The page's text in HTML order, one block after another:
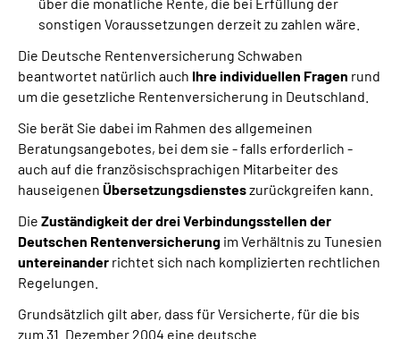
sonstigen Voraussetzungen derzeit zu zahlen wäre.
Die Deutsche Rentenversicherung Schwaben
beantwortet natürlich auch Ihre individuellen Fragen rund
um die gesetzliche Rentenversicherung in Deutschland.
Sie berät Sie dabei im Rahmen des allgemeinen
Beratungsangebotes, bei dem sie - falls erforderlich -
auch auf die französischsprachigen Mitarbeiter des
hauseigenen Übersetzungsdiensteszurückgreifen kann.
Die Zuständigkeit der drei Verbindungsstellen der
Deutschen Rentenversicherung im Verhältnis zu Tunesien
untereinander richtet sich nach komplizierten rechtlichen
Regelungen.
Grundsätzlich gilt aber, dass für Versicherte, für die bis
zum 31. Dezember 2004 eine deutsche